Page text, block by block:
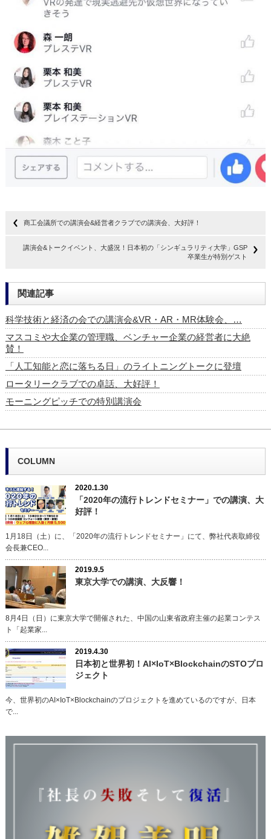
商工会議所での講演会&経営者クラブでの講演会、大好評！
講演会&トークイベント、大盛況！日本初の「シンギュラリティ大学」GSP
卒業生が特別ゲスト
関連記事
科学技術と経済の会での講演会&VR・AR・MR体験会、…
マスコミや大企業の管理職、ベンチャー企業の経営者に大絶
賛！
「人工知能と恋に落ちる日」のライトニングトークに登壇
ロータリークラブでの卓話、大好評！
モーニングピッチでの特別講演会
COLUMN
2020.1.30
「2020年の流行トレンドセミナー」での講演、大
好評！
1月18日（土）に、「2020年の流行トレンドセミナー」にて、弊社代表取締役
会長兼CEO...
2019.9.5
東京大学での講演、大反響！
8月4日（日）に東京大学で開催された、中国の山東省政府主催の起業コンテス
ト「起業家...
2019.4.30
日本初と世界初！AI×IoT×BlockchainのSTOプロ
ジェクト
今、世界初のAI×IoT×Blockchainのプロジェクトを進めているのですが、日本
で...